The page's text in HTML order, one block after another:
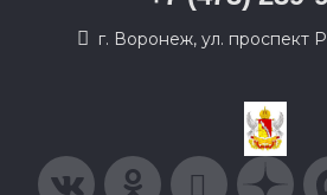
г. Воронеж, ул. проспект